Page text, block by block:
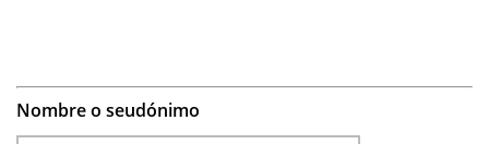
Nombre o seudónimo